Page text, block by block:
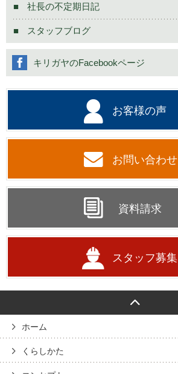
社長の不定期日記
スタッフブログ
お客様の声
お問い合わせ
資料請求
スタッフ募集
キリガヤのFacebookページ
ホーム
くらしかた